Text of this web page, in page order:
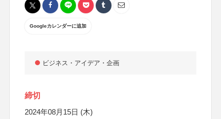
Googleカレンダーに追加
ビジネス・アイデア・企画
締切
2024年08月15日 (木)